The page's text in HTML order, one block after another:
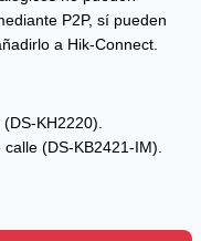
P2P, sí pueden
a Hik-Connect.
KH2220).
(DS-KB2421-IM).